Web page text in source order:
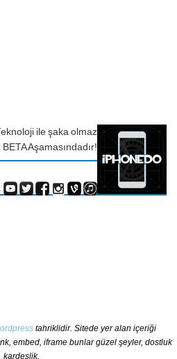
ile şaka olmaz
Aşamasındadır!
tahriklidir. Sitede yer alan içeriği
embed, iframe bunlar güzel şeyler, dostluk
kardeşlik.